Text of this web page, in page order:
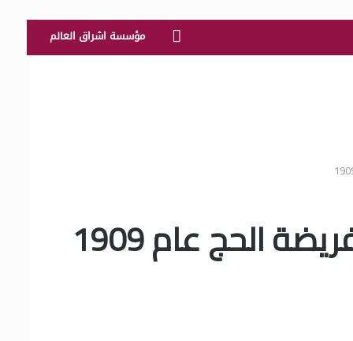
الرئيسيةمؤسسة اشراق العالم
الحج عام 1909